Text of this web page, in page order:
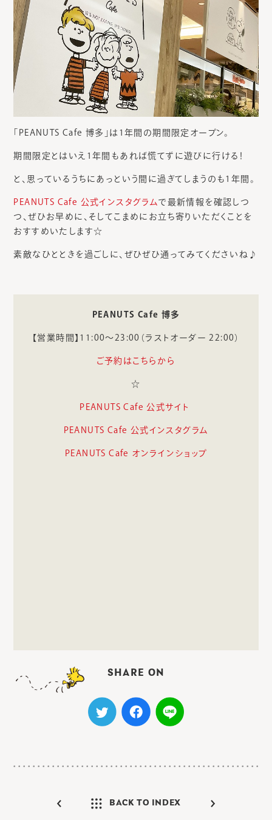
「PEANUTS Cafe 博多」は1年間の期間限定オープン。
期間限定とはいえ1年間もあれば慌てずに遊びに行ける！
と、思っているうちにあっという間に過ぎてしまうのも1年間。
PEANUTS Cafe 公式インスタグラムで最新情報を確認しつ
つ、ぜひお早めに、そしてこまめにお立ち寄りいただくことを
おすすめいたします☆
素敵なひとときを過ごしに、ぜひぜひ通ってみてくださいね♪
PEANUTS Cafe 博多
【営業時間】11:00～23:00（ラストオーダー 22:00）
ご予約はこちらから
☆
PEANUTS Cafe 公式サイト
PEANUTS Cafe 公式インスタグラム
PEANUTS Cafe オンラインショップ
SHARE ON
BACK TO INDEX